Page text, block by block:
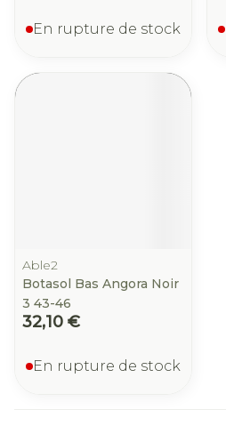
En rupture de stock
Able2
Botasol Bas Angora Noir
3 43-46
32,10 €
En rupture de stock